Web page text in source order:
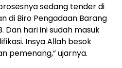
sedang tender di
di Biro Pengadaan Barang
Dan hari ini sudah masuk
Insya Allah besok
pemenang,” ujarnya.